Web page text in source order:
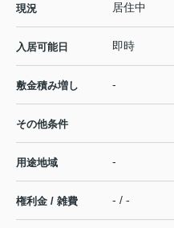
現況 居住中
入居可能日 即時
敷金積み増し -
その他条件
用途地域 -
権利金 / 雑費 - / -